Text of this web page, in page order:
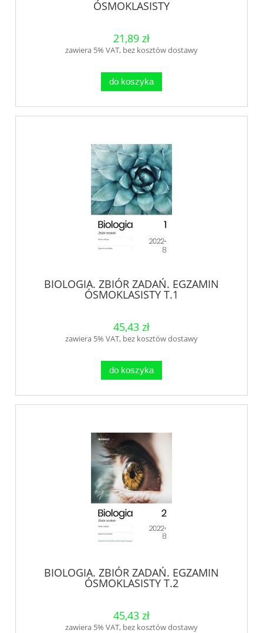
ÓSMOKLASISTY
21,89 zł
zawiera 5% VAT, bez kosztów dostawy
do koszyka
BIOLOGIA. ZBIÓR ZADAŃ. EGZAMIN
ÓSMOKLASISTY T.1
45,43 zł
zawiera 5% VAT, bez kosztów dostawy
do koszyka
BIOLOGIA. ZBIÓR ZADAŃ. EGZAMIN
ÓSMOKLASISTY T.2
45,43 zł
zawiera 5% VAT, bez kosztów dostawy